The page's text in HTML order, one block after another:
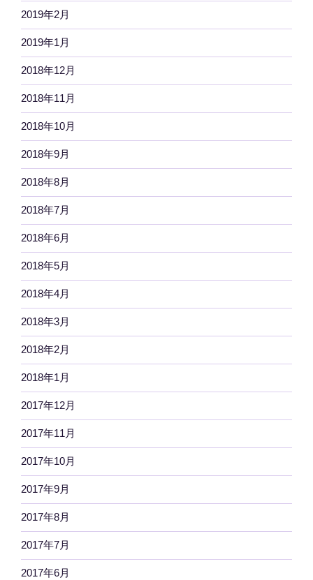
2019年2月
2019年1月
2018年12月
2018年11月
2018年10月
2018年9月
2018年8月
2018年7月
2018年6月
2018年5月
2018年4月
2018年3月
2018年2月
2018年1月
2017年12月
2017年11月
2017年10月
2017年9月
2017年8月
2017年7月
2017年6月